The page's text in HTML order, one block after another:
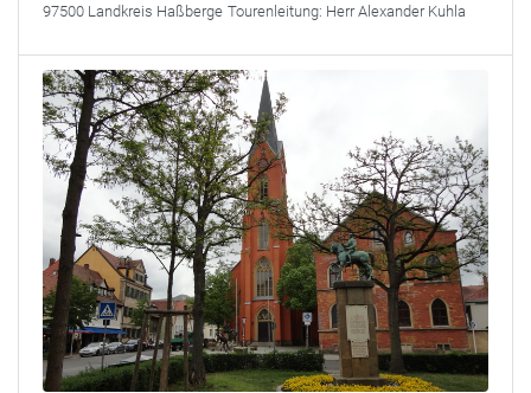
97500 Landkreis Haßberge Tourenleitung: Herr Alexander Kuhla